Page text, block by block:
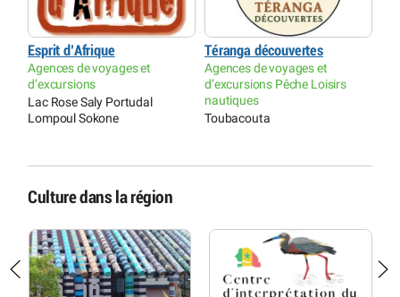
Esprit d’Afrique
Agences de voyages et
d’excursions
Lac Rose Saly Portudal
Lompoul Sokone
Téranga découvertes
Agences de voyages et
d’excursions Pêche Loisirs
nautiques
Toubacouta
Culture dans la région